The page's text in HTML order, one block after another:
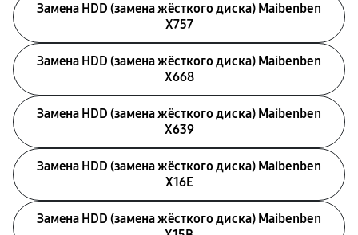
Замена HDD (замена жёсткого диска) Maibenben
X757
Замена HDD (замена жёсткого диска) Maibenben
X668
Замена HDD (замена жёсткого диска) Maibenben
X639
Замена HDD (замена жёсткого диска) Maibenben
X16E
Замена HDD (замена жёсткого диска) Maibenben